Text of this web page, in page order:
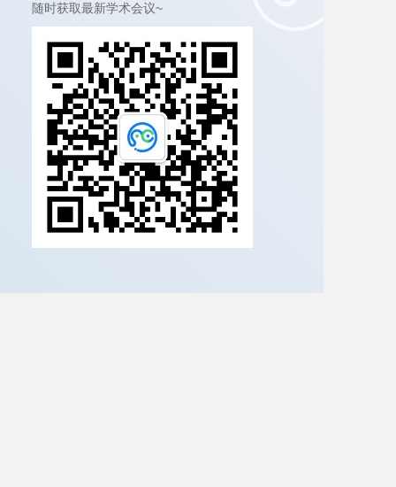
随时获取最新学术会议~